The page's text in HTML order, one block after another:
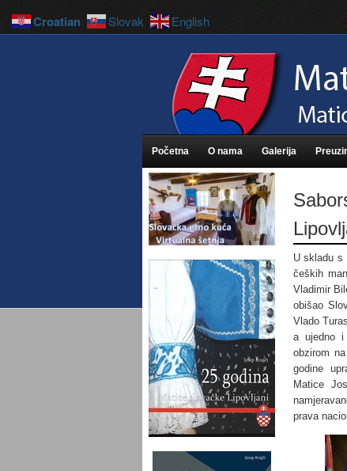
Početna O nama Galerija
U skladu s
čeških
Vladimir
obišao
Vlado
a ujedno i
obzirom
godine
Matice
prava
Croatian Slovak English